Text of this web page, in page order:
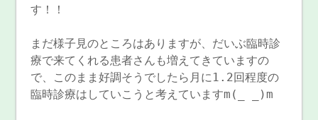
す！！
まだ様子見のところはありますが、だいぶ臨時診
療で来てくれる患者さんも増えてきていますの
で、このまま好調そうでしたら月に1.2回程度の
臨時診療はしていこうと考えていますm(_ _)m